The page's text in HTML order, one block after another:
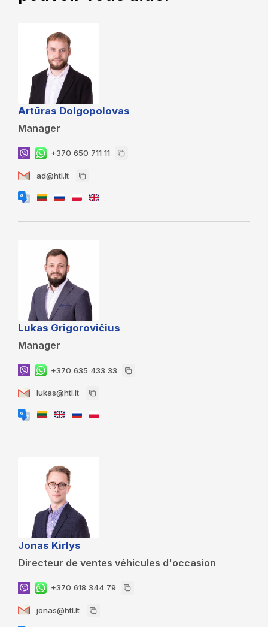
Artūras Dolgopolovas
Manager
+370 650 711 11
ad@htl.lt
Lukas Grigorovičius
Manager
+370 635 433 33
lukas@htl.lt
Jonas Kirlys
Directeur de ventes véhicules d'occasion
+370 618 344 79
jonas@htl.lt